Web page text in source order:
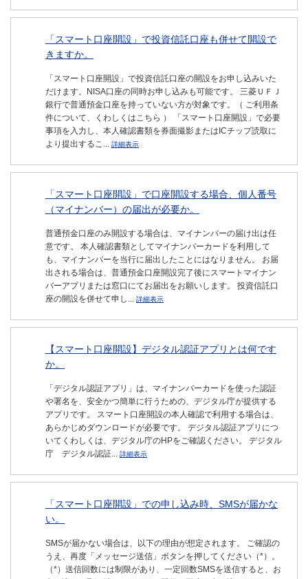
「スマート口座開設」で投資信託口座も併せて開設で
きますか。
「スマート口座開設」で投資信託口座の開設をお申し込みいた
だけます。NISA口座の同時お申し込みも可能です。 三菱ＵＦＪ
銀行で普通預金口座を持っていない方が対象です。（ ご利用条
件について、くわしくはこちら ） 「スマート口座開設」で必要
事項を入力し、本人確認書類を券面撮影またはICチップ読取に
より提出するこ... 詳細表示
「スマート口座開設」で口座開設する場合、個人番号
（マイナンバー）の届出が必要か。
普通預金口座のみ開設する場合は、マイナンバーの届け出は任
意です。 本人確認書類としてマイナンバーカードを利用して
も、マイナンバーを当行に届出したことにはなりません。 お届
出される場合は、普通預金口座開設完了後にスマートマイナン
バーアプリまたは窓口にてお届出をお願いします。 投資信託口
座の開設を併せて申し... 詳細表示
【スマート口座開設】デジタル認証アプリとは何です
か。
「デジタル認証アプリ」は、マイナンバーカードを使った認証
や署名を、安全かつ簡単に行うための、デジタル庁が提供する
アプリです。 スマート口座開設の本人確認で利用する場合は、
あらかじめダウンロードが必要です。 デジタル認証アプリにつ
いてくわしくは、デジタル庁のHPをご確認ください。 デジタル
庁 デジタル認証... 詳細表示
「スマート口座開設」での申し込み時、SMSが届かな
い。
SMSが届かない場合は、以下の理由が想定されます。 ご確認の
うえ、再度「メッセージ送信」ボタンを押してください（*）。
（*）送信回数には制限があり、一定回数SMSを送信すると、お